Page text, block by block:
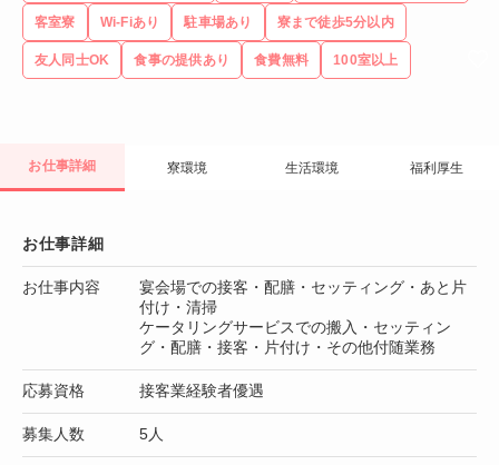
客室寮 Wi-Fiあり 駐車場あり 寮まで徒歩5分以内
友人同士OK 食事の提供あり 食費無料 100室以上
お仕事詳細 寮環境 生活環境 福利厚生
お仕事詳細
お仕事内容
宴会場での接客・配膳・セッティング・あと片
付け・清掃
ケータリングサービスでの搬入・セッティン
グ・配膳・接客・片付け・その他付随業務
応募資格 接客業経験者優遇
募集人数 5人